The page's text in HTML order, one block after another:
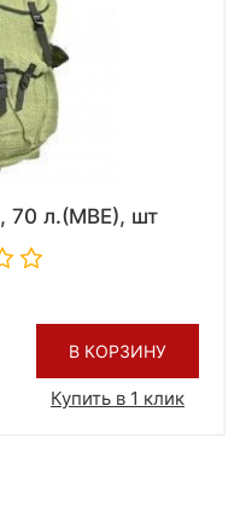
70 л.(МВЕ), шт
В КОРЗИНУ
Купить в 1 клик